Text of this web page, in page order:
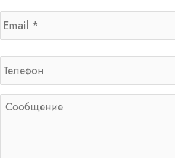
Email *
Телефон
Сообщение